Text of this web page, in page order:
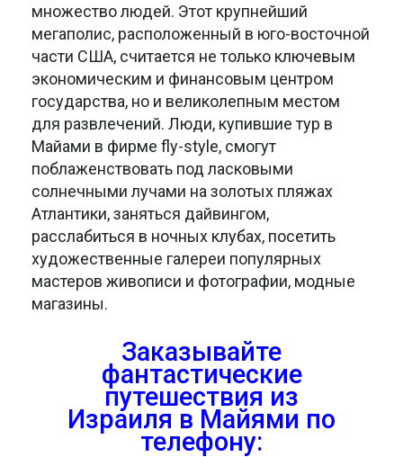
множество людей. Этот крупнейший
мегаполис, расположенный в юго-восточной
части США, считается не только ключевым
экономическим и финансовым центром
государства, но и великолепным местом
для развлечений. Люди, купившие тур в
Майами в фирме fly-style, смогут
поблаженствовать под ласковыми
солнечными лучами на золотых пляжах
Атлантики, заняться дайвингом,
расслабиться в ночных клубах, посетить
художественные галереи популярных
мастеров живописи и фотографии, модные
магазины.
Заказывайте
фантастические
путешествия из
Израиля в Майями по
телефону: